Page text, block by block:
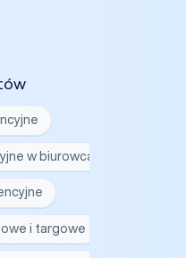
w biurowcach
i targowe